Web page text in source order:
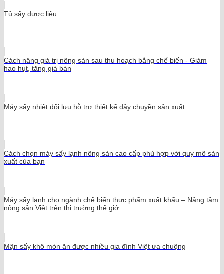
Tủ sấy dược liệu
Cách nâng giá trị nông sản sau thu hoạch bằng chế biến - Giảm
hao hụt, tăng giá bán
Máy sấy nhiệt đối lưu hỗ trợ thiết kế dây chuyền sản xuất
Cách chọn máy sấy lạnh nông sản cao cấp phù hợp với quy mô sản
xuất của bạn
Máy sấy lạnh cho ngành chế biến thực phẩm xuất khẩu – Nâng tầm
nông sản Việt trên thị trường thế giớ...
Mận sấy khô món ăn được nhiều gia đình Việt ưa chuộng